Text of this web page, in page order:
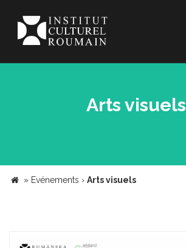
Arts visuels
» Evénements › Arts visuels